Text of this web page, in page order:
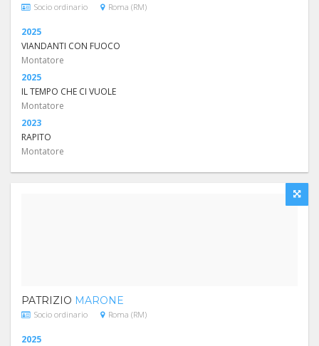
Socio ordinario Roma (RM)
2025
VIANDANTI CON FUOCO
Montatore
2025
IL TEMPO CHE CI VUOLE
Montatore
2023
RAPITO
Montatore
PATRIZIO MARONE
Socio ordinario Roma (RM)
2025